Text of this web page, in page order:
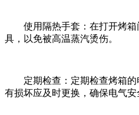
使用隔热手套：在打开烤箱
具，以免被高温蒸汽烫伤。
定期检查：定期检查烤箱的
有损坏应及时更换，确保电气安